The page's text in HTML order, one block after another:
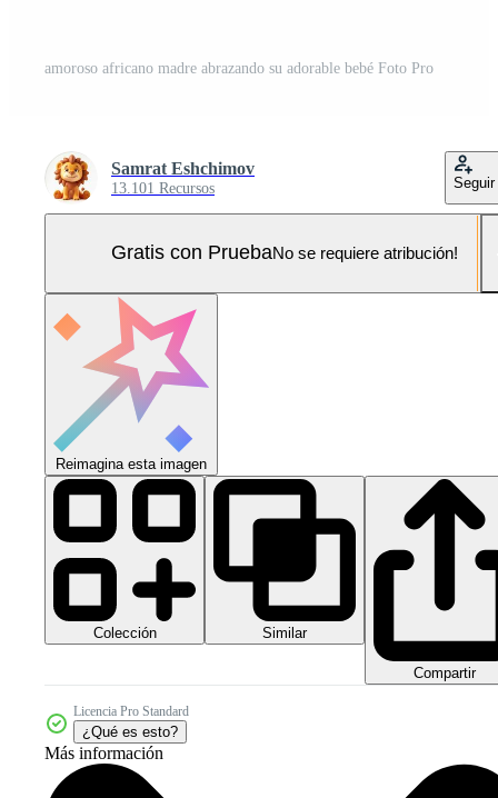
amoroso africano madre abrazando su adorable bebé Foto Pro
Samrat Eshchimov
13.101 Recursos Seguir
Gratis con PruebaNo se requiere atribución!
Reimagina esta imagen
Colección Similar
Compartir
Licencia Pro Standard
¿Qué es esto?
Más información